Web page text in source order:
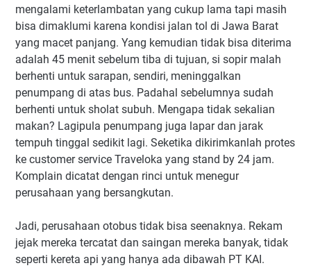
mengalami keterlambatan yang cukup lama tapi masih
bisa dimaklumi karena kondisi jalan tol di Jawa Barat
yang macet panjang. Yang kemudian tidak bisa diterima
adalah 45 menit sebelum tiba di tujuan, si sopir malah
berhenti untuk sarapan, sendiri, meninggalkan
penumpang di atas bus. Padahal sebelumnya sudah
berhenti untuk sholat subuh. Mengapa tidak sekalian
makan? Lagipula penumpang juga lapar dan jarak
tempuh tinggal sedikit lagi. Seketika dikirimkanlah protes
ke customer service Traveloka yang stand by 24 jam.
Komplain dicatat dengan rinci untuk menegur
perusahaan yang bersangkutan.
Jadi, perusahaan otobus tidak bisa seenaknya. Rekam
jejak mereka tercatat dan saingan mereka banyak, tidak
seperti kereta api yang hanya ada dibawah PT KAI.